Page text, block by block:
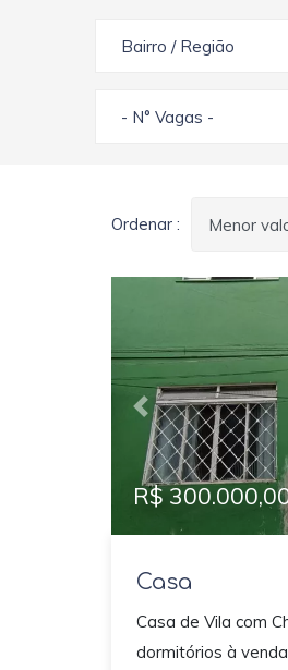
Bairro / Região
- N° Vagas -
Ordenar :
Previous
R$
Casa
Casa de Vila com
dormitórios à